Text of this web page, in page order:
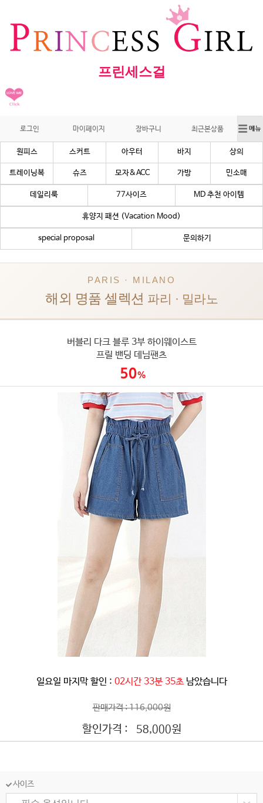
프린세스걸
로그인 마이페이지 장바구니 최근본상품
원피스 스커트 아우터 바지 상의
트레이닝복 슈즈 모자&ACC 가방 민소매
데일리룩 77사이즈 MD 추천 아이템
휴양지 패션 (Vacation Mood)
special proposal 문의하기
PARIS · MILANO
해외 명품 셀렉션 파리 · 밀라노
버블리 다크 블루 3부 하이웨이스트
프릴 밴딩 데님팬츠
일요일 마지막 할인 : 02시간 33분 32초 남았습니다
판매가격 : 116,000원
할인가격 : 58,000원
사이즈